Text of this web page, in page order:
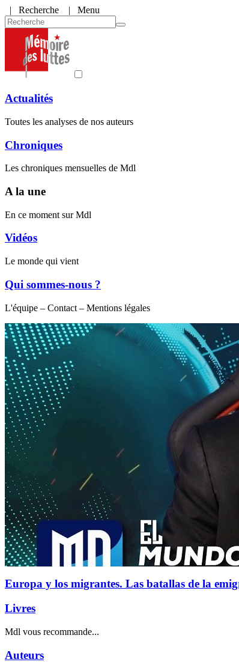
| Recherche | Menu
Actualités
Toutes les analyses de nos auteurs
Chroniques
Les chroniques mensuelles de Mdl
A la une
En ce moment sur Mdl
Vidéos
Le monde qui vient
Qui sommes-nous ?
L'équipe – Contact – Mentions légales
Europa y los migrantes. Las batallas de la
Livres
Mdl vous recommande...
Auteurs